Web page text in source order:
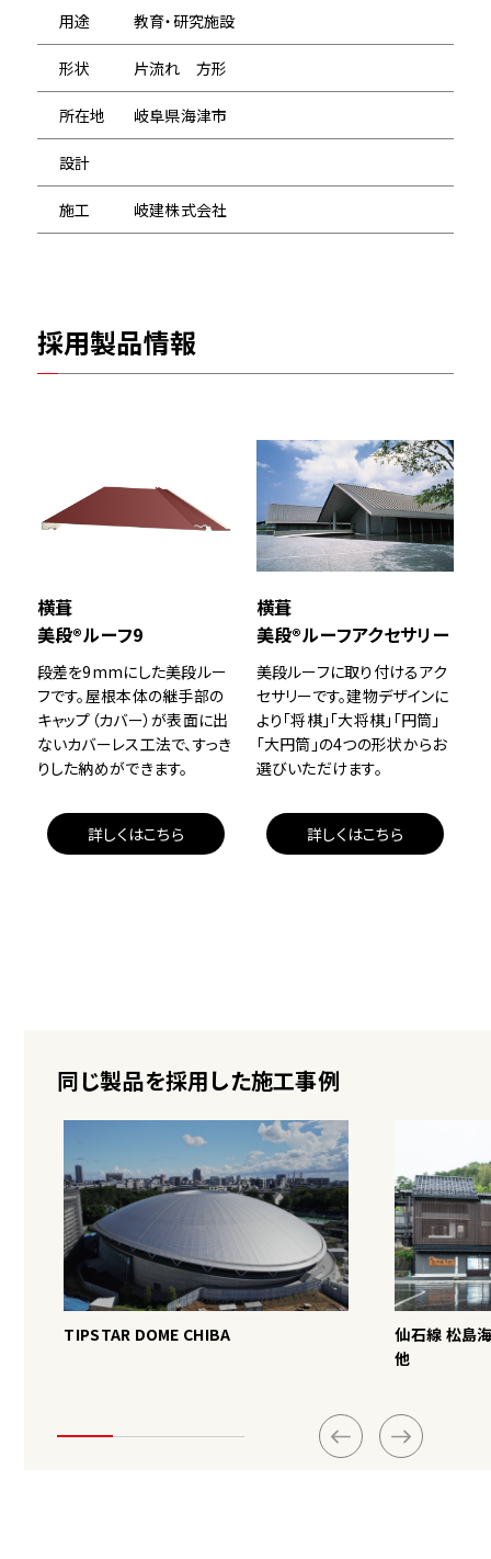
用途 教育・研究施設
形状 片流れ 方形
所在地 岐阜県海津市
設計
施工 岐建株式会社
採用製品情報
横葺
美段®ルーフ9
段差を9mmにした美段ルー
フです。屋根本体の継手部の
キャップ（カバー）が表面に出
ないカバーレス工法で、すっき
りした納めができます。
詳しくはこちら
横葺
美段®ルーフアクセサリー
美段ルーフに取り付けるアク
セサリーです。建物デザインに
より「将棋」「大将棋」「円筒」
「大円筒」の4つの形状からお
選びいただけます。
詳しくはこちら
同じ製品を採用した施工事例
TIPSTAR DOME CHIBA
仙石線 松島
他